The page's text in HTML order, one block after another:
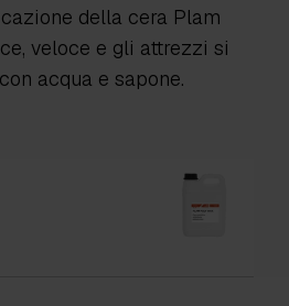
della cera Plam
veloce e gli attrezzi si
acqua e sapone.